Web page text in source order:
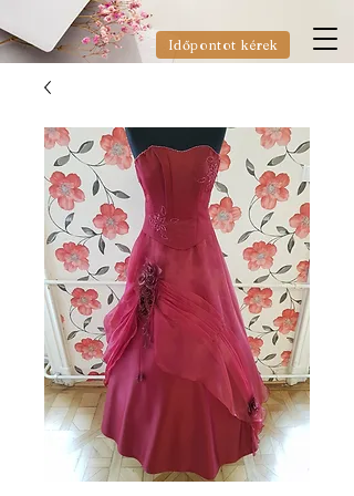
Időpontot kérek